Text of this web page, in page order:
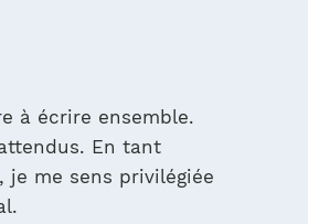
à écrire ensemble.
En tant
je me sens privilégiée